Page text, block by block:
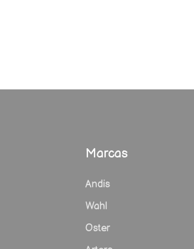
Marcas
Andis
Wahl
Oster